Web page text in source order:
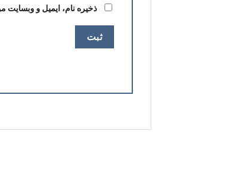
ذخیره نام، ایمیل و